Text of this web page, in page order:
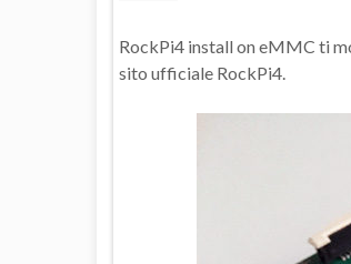
RockPi4 install on eMMC ti
sito ufficiale RockPi4.